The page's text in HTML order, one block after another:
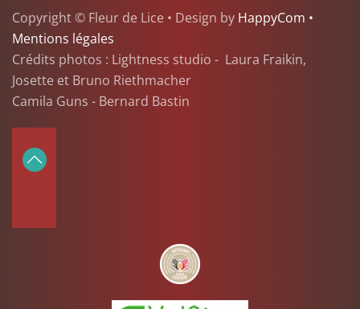
Copyright © Fleur de Lice • Design by HappyCom •
Mentions légales
Crédits photos : Lightness studio - Laura Fraikin,
Josette et Bruno Riethmacher
Camila Guns - Bernard Bastin